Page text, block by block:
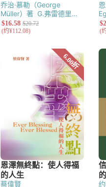
乔治·慕勒（George
Müller）著 G.弗雷德里克·
伯金（G.Fredric Bergin）
编
蔡偉賢